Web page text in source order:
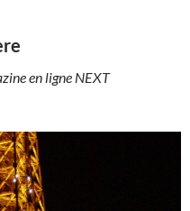
en ligne NEXT